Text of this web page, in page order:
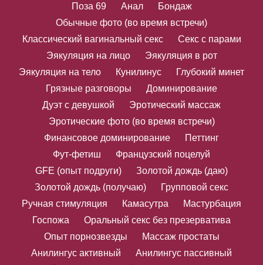
Поза 69 Анал
Бондаж
Обычные фото (во время встречи)
Классический вагинальный секс
Секс с парами
Эякуляция на лицо
Эякуляция в рот
Эякуляция на тело
Кунилинус
Глубокий минет
Грязные разговоры
Доминирование
Дуэт с девушкой
Эротический массаж
Эротические фото (во время встречи)
Финансовое доминирование
Петтинг
Фут-фетиш
Французский поцелуй
GFE (опыт подруги)
Золотой дождь (даю)
Золотой дождь (получаю)
Групповой секс
Ручная стимуляция
Камасутра
Мастурбация
Госпожа
Оральный секс без презерватива
Опыт порнозвезды
Массаж простаты
Анилингус активный
Анилингус пассивный